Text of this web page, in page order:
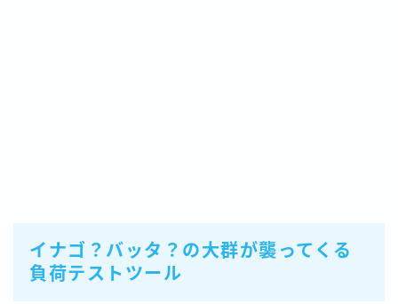
イナゴ？バッタ？の大群が襲ってくる
負荷テストツール